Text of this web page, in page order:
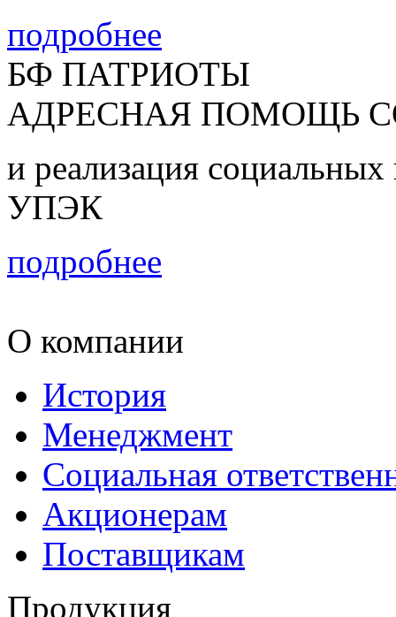
подробнее
БФ ПАТРИОТЫ
АДРЕСНАЯ ПОМОЩЬ
и реализация
УПЭК
подробнее
О компании
История
Менеджмент
Социальная
Акционерам
Поставщикам
Продукция